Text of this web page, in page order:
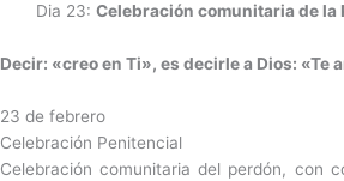
Dia 23: Celebración comunitaria de la
Decir: «creo en Ti», es decirle a Dios: «Te
23 de febrero
Celebración Penitencial
Celebración comunitaria del perdón, con